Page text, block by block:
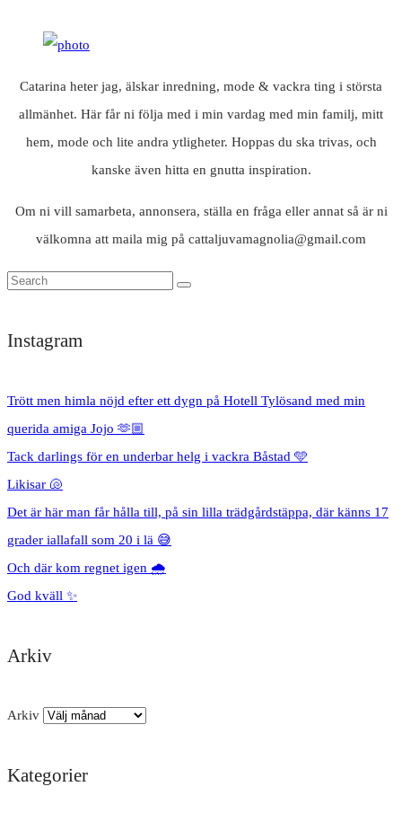
Catarina heter jag, älskar inredning, mode & vackra ting i största
allmänhet. Här får ni följa med i min vardag med min familj, mitt
hem, mode och lite andra ytligheter. Hoppas du ska trivas, och
kanske även hitta en gnutta inspiration.
Om ni vill samarbeta, annonsera, ställa en fråga eller annat så är ni
välkomna att maila mig på cattaljuvamagnolia@gmail.com
Instagram
Trött men himla nöjd efter ett dygn på Hotell Tylösand med min
querida amiga Jojo 🫶🏼
Tack darlings för en underbar helg i vackra Båstad 🩵
Likisar 🐚
Det är här man får hålla till, på sin lilla trädgårdstäppa, där känns 17
grader iallafall som 20 i lä 😅
Och där kom regnet igen 🌧️
God kväll ✨
Arkiv
Arkiv
Kategorier